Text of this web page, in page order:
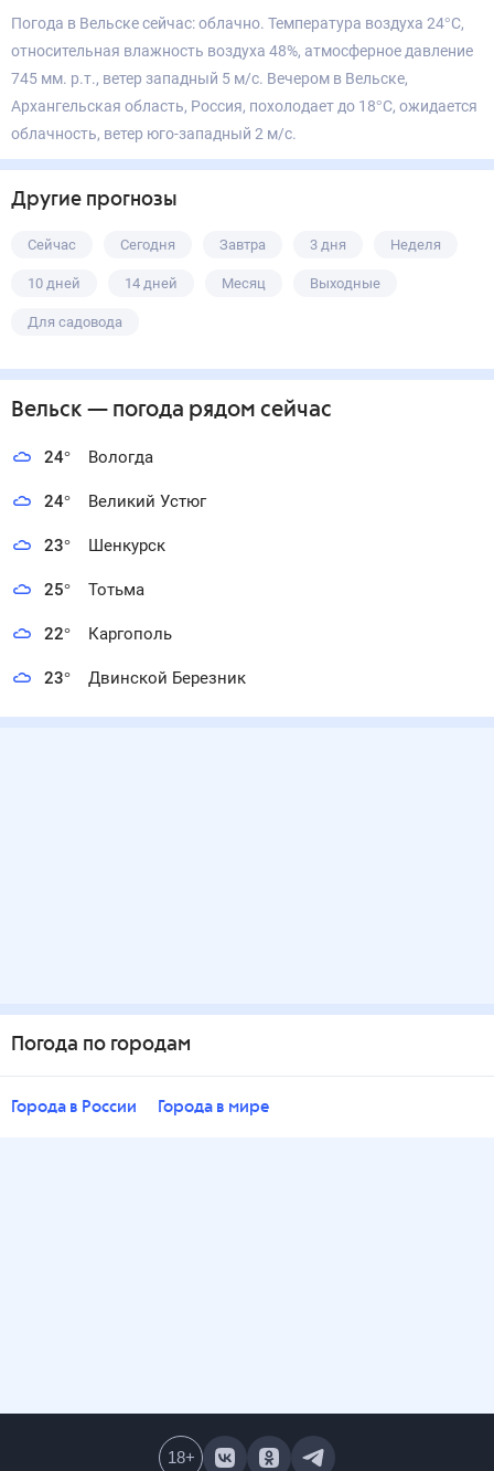
Погода в Вельске сейчас: облачно. Температура воздуха 24°С,
относительная влажность воздуха 48%, атмосферное давление
745 мм. р.т., ветер западный 5 м/с. Вечером в Вельске,
Архангельская область, Россия, похолодает до 18°С, ожидается
облачность, ветер юго-западный 2 м/с.
Другие прогнозы
Сейчас Сегодня Завтра 3 дня Неделя
10 дней 14 дней Месяц Выходные
Для садовода
Вельск — погода рядом сейчас
24° Вологда
24° Великий Устюг
23° Шенкурск
25° Тотьма
22° Каргополь
23° Двинской Березник
Погода по городам
Города в России Города в мире
18+